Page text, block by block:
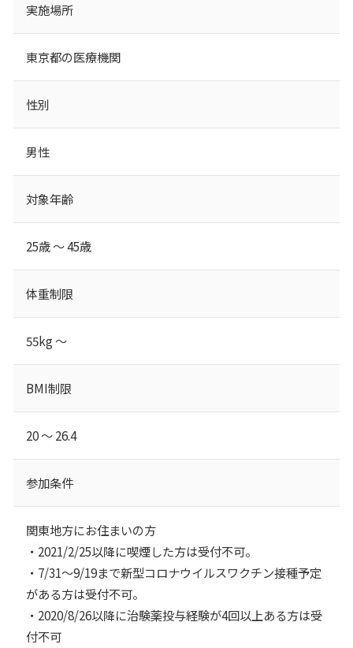
実施場所
東京都の医療機関
性別
男性
対象年齢
25歳 ～ 45歳
体重制限
55kg ～
BMI制限
20 ～ 26.4
参加条件
関東地方にお住まいの方
・2021/2/25以降に喫煙した方は受付不可。
・7/31～9/19まで新型コロナウイルスワクチン接種予定
がある方は受付不可。
・2020/8/26以降に治験薬投与経験が4回以上ある方は受
付不可